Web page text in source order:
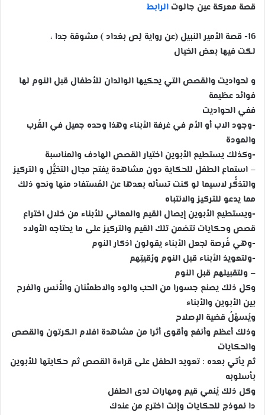
قصة معركة عين جالوت الرابط
16- قصة الأمير النبيل (عن رواية لِص بغداد ) مشوقة جدا ،
لكت فيها بعض الخيال
و لحواديت والقصص التي يحكيها الوالدان للأطفال قبل النوم لها
فوائد عظيمة
ففي الحواديت
-وجود الاب أو الأم في غرفة الأبناء وهذا وحده جميل في القُرب
والمودة
-وكذلك يستطيع الأبوين اختيار القصص الهادف والمناسبة
– استماع الطفل للحكاية دون مشاهدة يفتح مجال التخيُّل و التركيز
والتذكُّر لاسيما لو كنت تسأله بعدها عن المُستفاد منها ونحو ذلك
مما يدعو للتركيز والانتباه
-ويستطيع الأبوين إيصال القيم والمعاني للأبناء من خلال اختراع
قصص وحكايات تتضمن تلك القيم والتركيز على ما يحتاجه الأولاد
-وهي فُرصة لجعل الأبناء يقولون اذكار النوم
-ولتعويذ الأبناء قبل النوم ورُقيتِهم
– ولتقبيلهم قبل النوم
وكل ذلك يصنع جسورا من الحب والود والاطمئنان والأُنس والفرح
بين الأبوين والأبناء
ويُسهّلُ قضية الإصلاح
وذلك أعظم وأنفع وأقوى أثرا من مشاهدة افلام الكرتون والقصص
والحكايات
ثم يأتي بعده : تعويد الطفل على قراءة القصص ثم حكايتها للأبوين
بأسلوبه
وكل ذلك يُنمي قيم ومهارات لدى الطفل
دا نموذج للحكايات وإنت اخترع من عندك